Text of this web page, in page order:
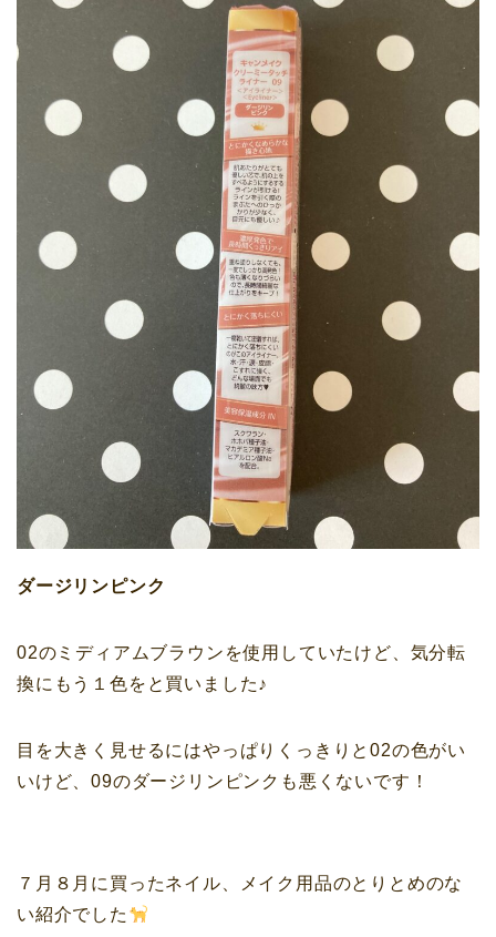
ダージリンピンク
02のミディアムブラウンを使用していたけど、気分転
換にもう１色をと買いました♪
目を大きく見せるにはやっぱりくっきりと02の色がい
いけど、09のダージリンピンクも悪くないです！
７月８月に買ったネイル、メイク用品のとりとめのな
い紹介でした